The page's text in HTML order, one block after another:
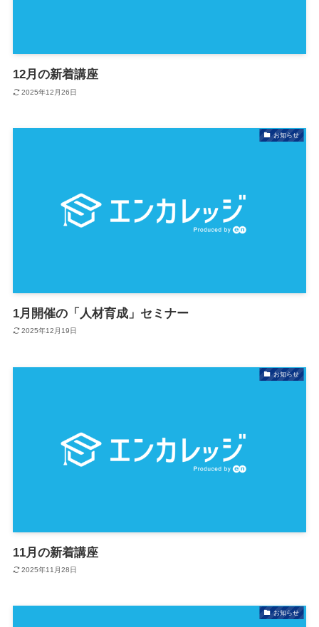
12月の新着講座
2025年12月26日
お知らせ
1月開催の「人材育成」セミナー
2025年12月19日
お知らせ
11月の新着講座
2025年11月28日
お知らせ